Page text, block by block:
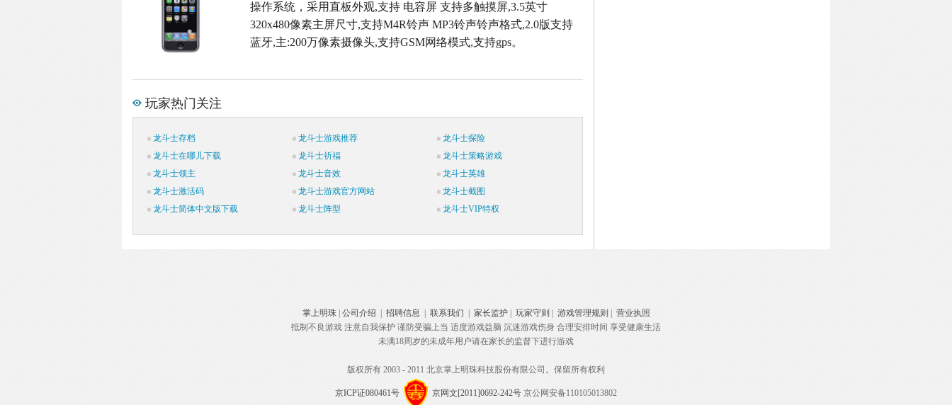
操作系统，采用直板外观,支持 电容屏 支持多触摸屏,3.5英寸
320x480像素主屏尺寸,支持M4R铃声 MP3铃声铃声格式,2.0版支持
蓝牙,主:200万像素摄像头,支持GSM网络模式,支持gps。
玩家热门关注
龙斗士存档 龙斗士游戏推荐
龙斗士探险
龙斗士在哪儿下载
龙斗士祈福
龙斗士策略游戏
龙斗士领主
龙斗士音效
龙斗士英雄
龙斗士激活码
龙斗士游戏官方网站
龙斗士截图
龙斗士简体中文版下载
龙斗士阵型 龙斗士VIP特权
掌上明珠| 公司介绍 招聘信息 联系我们 家长监护| 玩家守则 游戏管理规则
营业执照
抵制不良游戏 注意自我保护 谨防受骗上当 适度游戏益脑 沉迷游戏伤身 合理安排时间 享受健康生活
未满18周岁的未成年用户请在家长的监督下进行游戏
版权所有 2003 - 2011 北京掌上明珠科技股份有限公司。保留所有权利
京ICP证080461号 京网文[2011]0692-242号 京公网安备110105013802